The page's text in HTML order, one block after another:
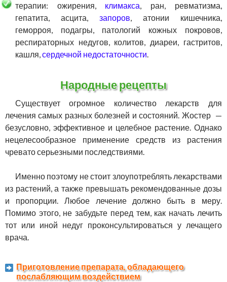
терапии: ожирения, климакса, ран, ревматизма,
гепатита, асцита, запоров, атонии кишечника,
геморроя, подагры, патологий кожных покровов,
респираторных недугов, колитов, диареи, гастритов,
кашля,сердечной недостаточности.
Народные рецепты
Существует огромное количество лекарств для
лечения самых разных болезней и состояний. Жостер —
безусловно, эффективное и целебное растение. Однако
нецелесообразное применение средств из растения
чревато серьезными последствиями.
Именно поэтому не стоит злоупотреблять лекарствами
из растений, а также превышать рекомендованные дозы
и пропорции. Любое лечение должно быть в меру.
Помимо этого, не забудьте перед тем, как начать лечить
тот или иной недуг проконсультироваться у лечащего
врача.
Приготовление препарата, обладающего
послабляющим воздействием